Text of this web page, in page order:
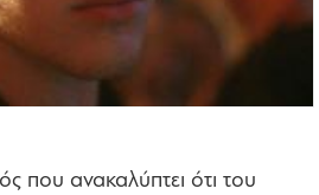
που ανακαλύπτει ότι του